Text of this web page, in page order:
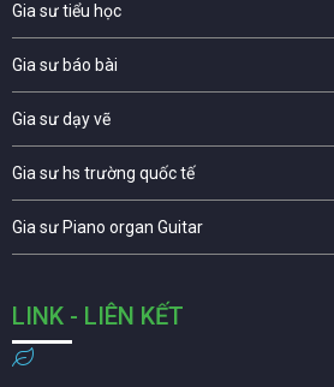
Gia sư tiểu học
Gia sư báo bài
Gia sư dạy vẽ
Gia sư hs trường quốc tế
Gia sư Piano organ Guitar
LINK - LIÊN KẾT